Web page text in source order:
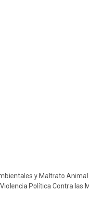
y Maltrato Animal
Política Contra las